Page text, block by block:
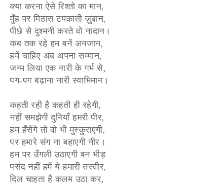
क्या करना ऐसे रिश्तो का मान,
मुँह पर मिठास टपकाती ज़ुबान,
पीछे से दुश्मनी करते वो नादान।
कब तक रहे हम बनें अनजान,
हमें चाहिए अब अपना सम्मान,
जन्म लिया एक नारी के गर्भ से,
पग-पग बढ़ाना नारी स्वाभिमान।
कहती रही है कहती ही रहेगी,
नहीं समझेगी दुनियाँ हमरी पीर,
हम हँसेंगे तो वो भी मुस्कुराएगी,
पर हमारे संग ना बहाएगी नीर।
हम पर उँगली उठाएगी बन भीड़
पसंद नहीं हमें ये हमारी तस्वीर,
दिल चाहता है कलम उठा कर,